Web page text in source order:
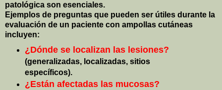
patológica son esenciales.
Ejemplos de preguntas que pueden ser útiles durante la
evaluación de un paciente con ampollas cutáneas
incluyen:
¿Dónde se localizan las lesiones?
(generalizadas, localizadas, sitios
específicos).
¿Están afectadas las mucosas?